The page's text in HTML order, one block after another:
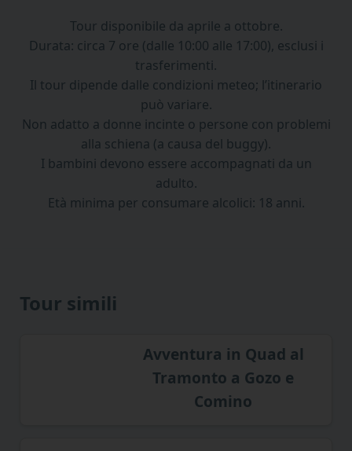
Tour disponibile da aprile a ottobre.
Durata: circa 7 ore (dalle 10:00 alle 17:00), esclusi i
trasferimenti.
Il tour dipende dalle condizioni meteo; l’itinerario
può variare.
Non adatto a donne incinte o persone con problemi
alla schiena (a causa del buggy).
I bambini devono essere accompagnati da un
adulto.
Età minima per consumare alcolici: 18 anni.
Tour simili
Avventura in Quad al
Tramonto a Gozo e
Comino